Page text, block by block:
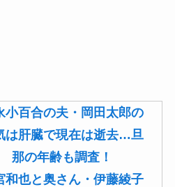
小百合の夫・岡田太郎の
は肝臓で現在は逝去…旦
那の年齢も調査！
和也と奥さん・伊藤綾子